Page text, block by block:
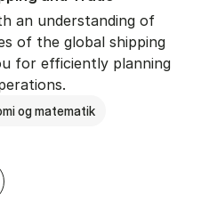
an understanding of
of the global shipping
for efficiently planning
og matematik
in In­ter­na­tion­al Ship­ping